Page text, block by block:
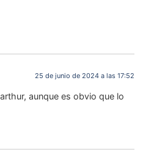
25 de junio de 2024 a las 17:52
aunque es obvio que lo